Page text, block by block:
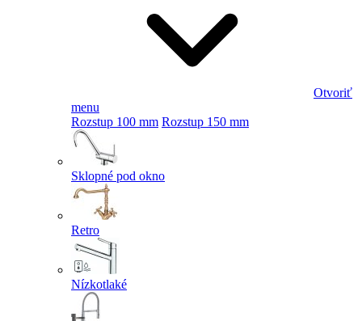
Otvoriť
menu
Rozstup 100 mm Rozstup 150 mm
Sklopné pod okno
Retro
Nízkotlaké